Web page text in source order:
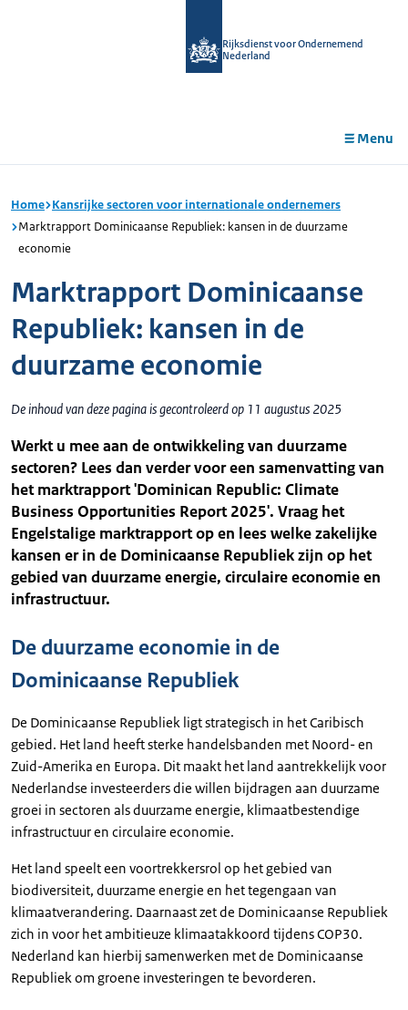
Rijksdienst voor Ondernemend
Nederland
Menu
Home Kansrijke sectoren voor internationale ondernemers
Marktrapport Dominicaanse Republiek: kansen in de duurzame
economie
Marktrapport Dominicaanse
Republiek: kansen in de
duurzame economie
De inhoud van deze pagina is gecontroleerd op 11 augustus 2025
Werkt u mee aan de ontwikkeling van duurzame
sectoren? Lees dan verder voor een samenvatting van
het marktrapport 'Dominican Republic: Climate
Business Opportunities Report 2025'. Vraag het
Engelstalige marktrapport op en lees welke zakelijke
kansen er in de Dominicaanse Republiek zijn op het
gebied van duurzame energie, circulaire economie en
infrastructuur.
De duurzame economie in de
Dominicaanse Republiek
De Dominicaanse Republiek ligt strategisch in het Caribisch
gebied. Het land heeft sterke handelsbanden met Noord- en
Zuid-Amerika en Europa. Dit maakt het land aantrekkelijk voor
Nederlandse investeerders die willen bijdragen aan duurzame
groei in sectoren als duurzame energie, klimaatbestendige
infrastructuur en circulaire economie.
Het land speelt een voortrekkersrol op het gebied van
biodiversiteit, duurzame energie en het tegengaan van
klimaatverandering. Daarnaast zet de Dominicaanse Republiek
zich in voor het ambitieuze klimaatakkoord tijdens COP30.
Nederland kan hierbij samenwerken met de Dominicaanse
Republiek om groene investeringen te bevorderen.